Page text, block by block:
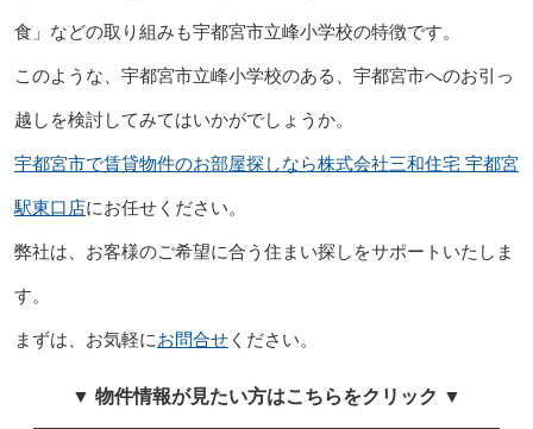
食」などの取り組みも宇都宮市立峰小学校の特徴です。
このような、宇都宮市立峰小学校のある、宇都宮市へのお引っ
越しを検討してみてはいかがでしょうか。
宇都宮市で賃貸物件のお部屋探しなら株式会社三和住宅 宇都宮
駅東口店にお任せください。
弊社は、お客様のご希望に合う住まい探しをサポートいたしま
す。
まずは、お気軽にお問合せください。
▼ 物件情報が見たい方はこちらをクリック ▼